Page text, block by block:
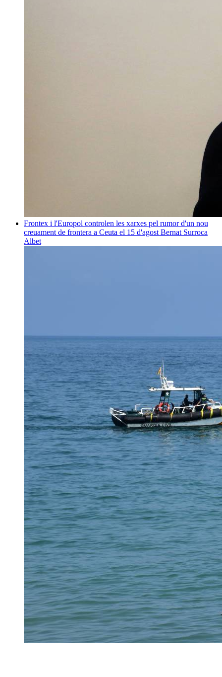
Frontex i l'Europol controlen les xarxes pel rumor d'un nou
creuament de frontera a Ceuta el 15 d'agost Bernat Surroca
Albet